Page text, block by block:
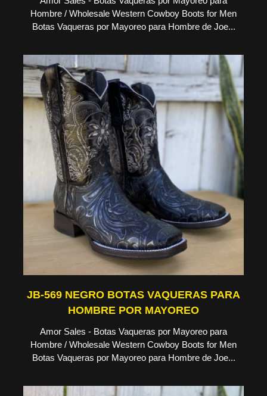
Hombre / Wholesale Western Cowboy Boots for Men
Botas Vaqueras por Mayoreo para Hombre de Joe...
JB-569 NEGRO BOTAS VAQUERAS PARA
HOMBRE POR MAYOREO
Amor Sales - Botas Vaqueras por Mayoreo para
Hombre / Wholesale Western Cowboy Boots for Men
Botas Vaqueras por Mayoreo para Hombre de Joe...